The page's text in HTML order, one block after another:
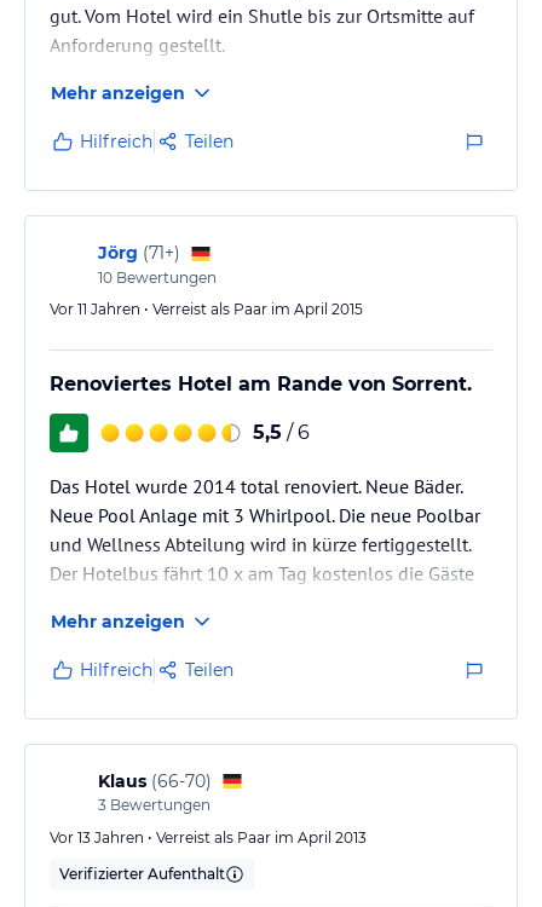
gut. Vom Hotel wird ein Shutle bis zur Ortsmitte auf
Anforderung gestellt.
Küche super!!!
Mehr anzeigen
Hilfreich Teilen
Jörg (71+)
10 Bewertungen
Vor 11 Jahren • Verreist als Paar im April 2015
Renoviertes Hotel am Rande von Sorrent.
5,5 / 6
Das Hotel wurde 2014 total renoviert. Neue Bäder.
Neue Pool Anlage mit 3 Whirlpool. Die neue Poolbar
und Wellness Abteilung wird in kürze fertiggestellt.
Der Hotelbus fährt 10 x am Tag kostenlos die Gäste
Hotel fährt alle 20 Minuten für 1,50€ je Fahrt ins
Centrum und zurück für 1,50€. Im April 2015 gab es
noch keinen Deutschsprachigen Sender. Soll aber
noch kommen.
Mehr anzeigen
Hilfreich Teilen
Klaus (66-70)
3 Bewertungen
Vor 13 Jahren • Verreist als Paar im April 2013
Verifizierter Aufenthalt